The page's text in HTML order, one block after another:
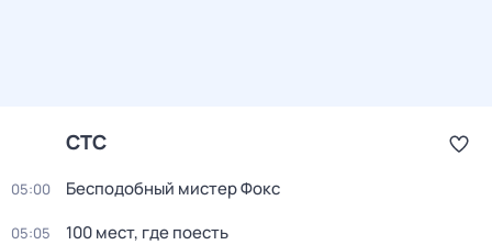
СТС
05:00 Бесподобный мистер Фокс
05:05 100 мест, где поесть